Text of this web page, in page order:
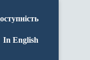
In English